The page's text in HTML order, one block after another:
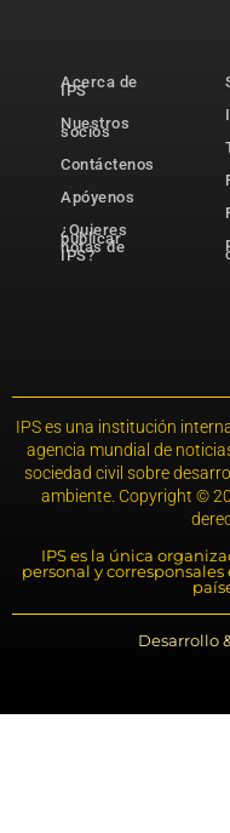
Acerca de
IPS
Nuestros
socios
Contáctenos
Apóyenos
¿Quieres
publicar
notas de
IPS?
IPS es una institución
agencia mundial de
sociedad civil sobre
ambiente. Copyright ©
IPS es la única
personal y
Desarrollo